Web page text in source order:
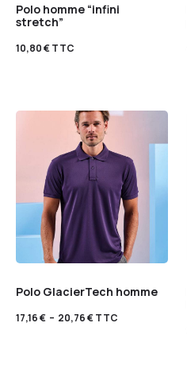
Polo homme “infini
stretch”
10,80€TTC
Polo GlacierTech homme
17,16€ – 20,76€TTC